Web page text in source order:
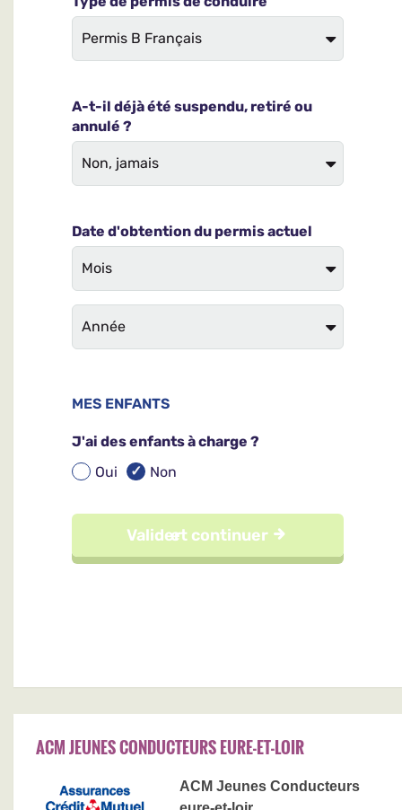
ACM JEUNES CONDUCTEURS EURE-ET-LOIR
ACM Jeunes Conducteurs